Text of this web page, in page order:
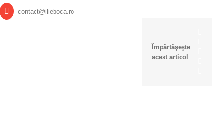
Email
contact@ilieboca.ro
Împărtăşeşte
acest articol